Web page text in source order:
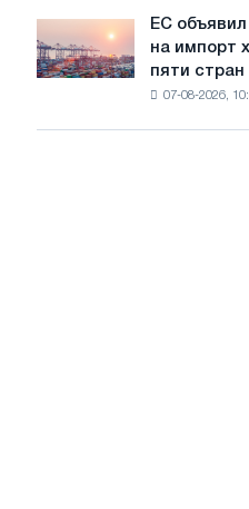
трамвайных
путей
Москвы
Ярославля
объявил
окончательные
ЕС
на импорт
пяти стран
07-08-2026,